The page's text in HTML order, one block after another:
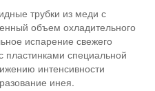
трубки из меди с
объем охладительного
испарение свежего
специальной
интенсивности
инея.